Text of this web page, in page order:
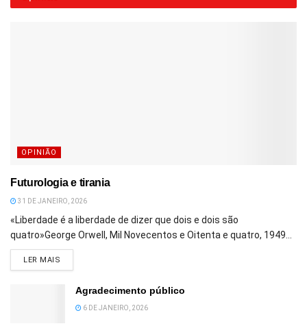
OPINIÃO
Futurologia e tirania
31 DE JANEIRO, 2026
«Liberdade é a liberdade de dizer que dois e dois são
quatro»George Orwell, Mil Novecentos e Oitenta e quatro, 1949...
LER MAIS
Agradecimento público
6 DE JANEIRO, 2026